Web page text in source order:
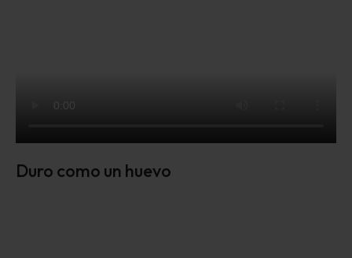
Duro como un huevo